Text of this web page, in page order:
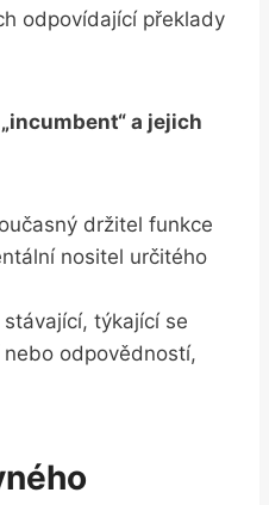
odpovídající překlady
a jejich
držitel funkce
nositel​ určitého
stávající, týkající se
odpovědností,⁢